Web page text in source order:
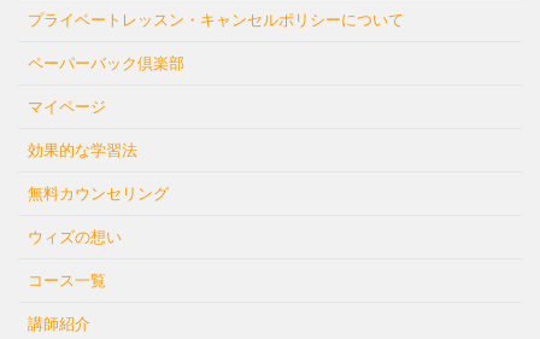
プライベートレッスン・キャンセルポリシーについて
ペーパーバック倶楽部
マイページ
効果的な学習法
無料カウンセリング
ウィズの想い
コース一覧
講師紹介